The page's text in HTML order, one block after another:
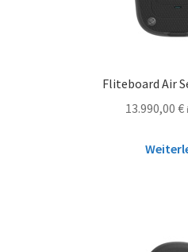
Fliteboard Air
13.990,00 €